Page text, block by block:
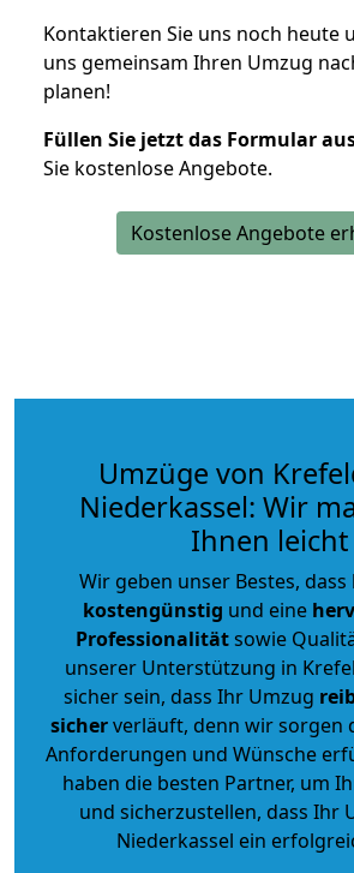
Kontaktieren Sie uns noch heute
uns gemeinsam Ihren Umzug
planen!
Füllen Sie jetzt das Formular
Sie kostenlose Angebote.
Kostenlose Angebote
Umzüge von
Niederkassel: Wir
Ihnen leicht
Wir geben unser Bestes,
kostengünstig und eine
Professionalitätsowie
unserer Unterstützung in
sicher sein, dass Ihr Umzug
sicherverläuft, denn wir sorgen
Anforderungen und Wünsche
haben die besten Partner, um
und sicherzustellen, dass Ihr
Niederkassel ein